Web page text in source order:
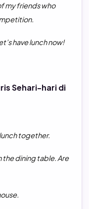
my friends who
have lunch now!
Sehari-hari di
lunch together.
the dining table. Are